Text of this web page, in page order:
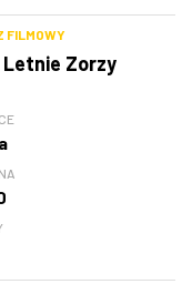
FILMOWY
Letnie Zorzy